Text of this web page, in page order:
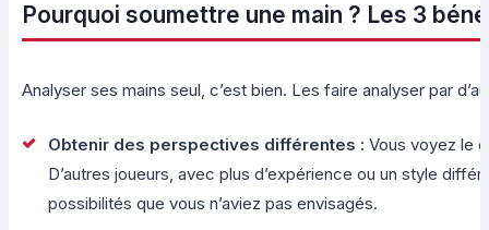
Pourquoi soumettre une main ? Les 3
Analyser ses mains seul, c’est bien. Les faire analyser par
Obtenir des perspectives différentes : Vous voyez le
D’autres joueurs, avec plus d’expérience ou un style
possibilités que vous n’aviez pas envisagés.